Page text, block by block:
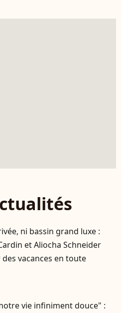
ni bassin grand luxe :
et Aliocha Schneider
vacances en toute
vie infiniment douce" :